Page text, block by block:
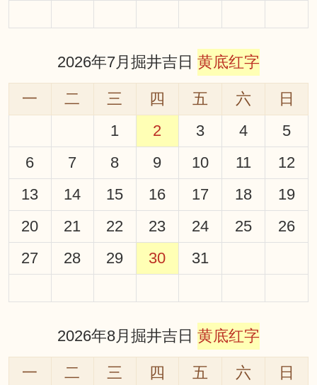
2026年7月掘井吉日 黄底红字
一 二 三 四 五 六
日
1
2 3 4
5
6
7 8 9 10 11
12
13
14 15 16 17 18
19
20
21 22 23 24 25
26
27
28 29 30 31
2026年8月掘井吉日 黄底红字
一 二 三 四 五 六
日